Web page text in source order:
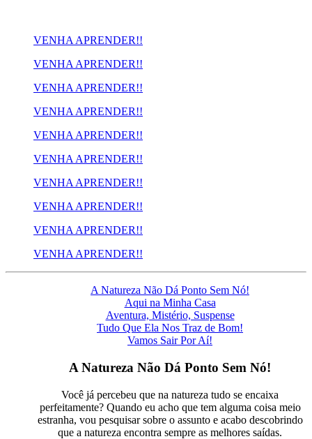
VENHA APRENDER!!
VENHA APRENDER!!
VENHA APRENDER!!
VENHA APRENDER!!
VENHA APRENDER!!
VENHA APRENDER!!
VENHA APRENDER!!
VENHA APRENDER!!
VENHA APRENDER!!
VENHA APRENDER!!
A Natureza Não Dá Ponto Sem Nó!
Aqui na Minha Casa
Aventura, Mistério, Suspense
Tudo Que Ela Nos Traz de Bom!
Vamos Sair Por Aí!
A Natureza Não Dá Ponto Sem Nó!
Você já percebeu que na natureza tudo se encaixa
perfeitamente? Quando eu acho que tem alguma coisa meio
estranha, vou pesquisar sobre o assunto e acabo descobrindo
que a natureza encontra sempre as melhores saídas.